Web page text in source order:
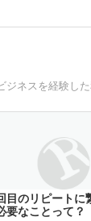
目のリピートに
要なことって？